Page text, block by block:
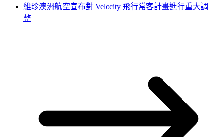
維珍澳洲航空宣布對 Velocity 飛行常客計畫進行重大調
整